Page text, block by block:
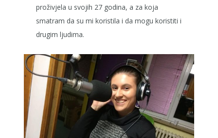
proživjela u svojih 27 godina, a za koja
smatram da su mi koristila i da mogu koristiti i
drugim ljudima.